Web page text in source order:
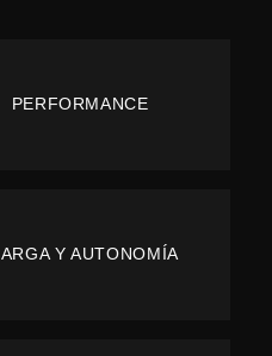
PERFORMANCE
Y AUTONOMÍA